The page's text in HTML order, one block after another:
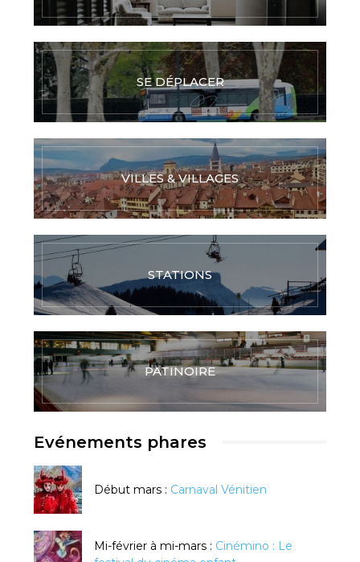
SE DÉPLACER
VILLES & VILLAGES
STATIONS
PATINOIRE
Evénements phares
Début mars : Carnaval Vénitien
Mi-février à mi-mars : Cinémino : Le